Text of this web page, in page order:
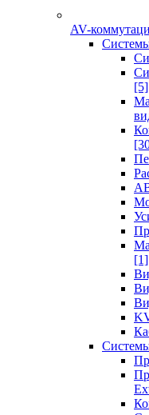
AV-
[5]
[1]